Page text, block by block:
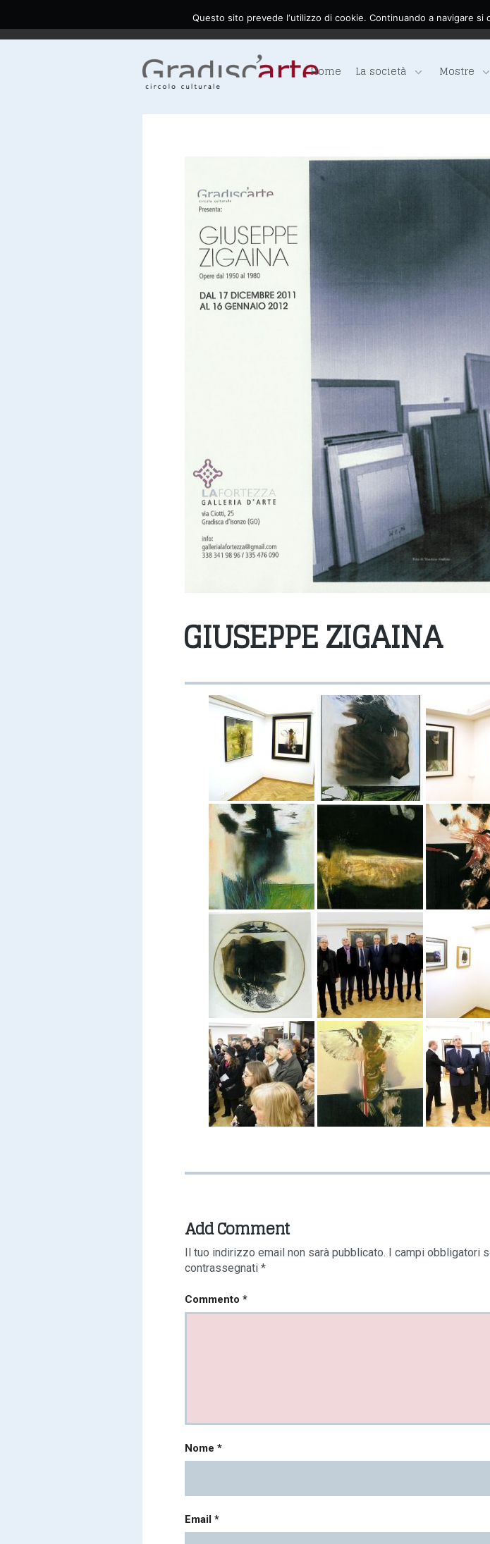
Home La società Mostre
GIUSEPPE ZIGAINA
Add Comment
Il tuo indirizzo email non sarà pubblicato. I campi obbligatori
contrassegnati*
Commento*
Nome*
Email*
Questo sito prevede l‘utilizzo di cookie. Continuando a navigare